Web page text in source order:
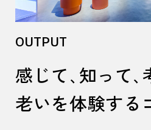
OUTPUT
感じて、知って
老いを体験する